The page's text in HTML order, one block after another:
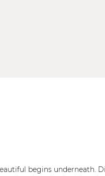
begins underneath.